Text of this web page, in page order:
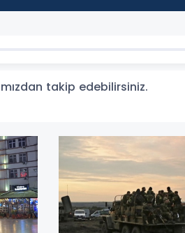
takip edebilirsiniz.